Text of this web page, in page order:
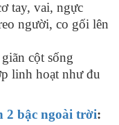
tay, vai, ngực
người, co gối lên
cột sống
linh hoạt như đu
2 bậc ngoài trời: